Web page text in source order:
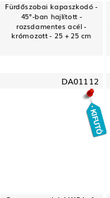
Fürdőszobai kapaszkodó -
45°-ban hajlított -
rozsdamentes acél -
krómozott - 25 + 25 cm
DA01112